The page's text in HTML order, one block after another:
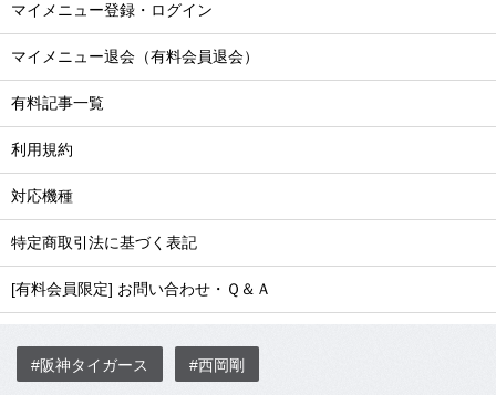
マイメニュー登録・ログイン
マイメニュー退会（有料会員退会）
有料記事一覧
利用規約
対応機種
特定商取引法に基づく表記
[有料会員限定] お問い合わせ・Ｑ＆Ａ
#阪神タイガース #西岡剛